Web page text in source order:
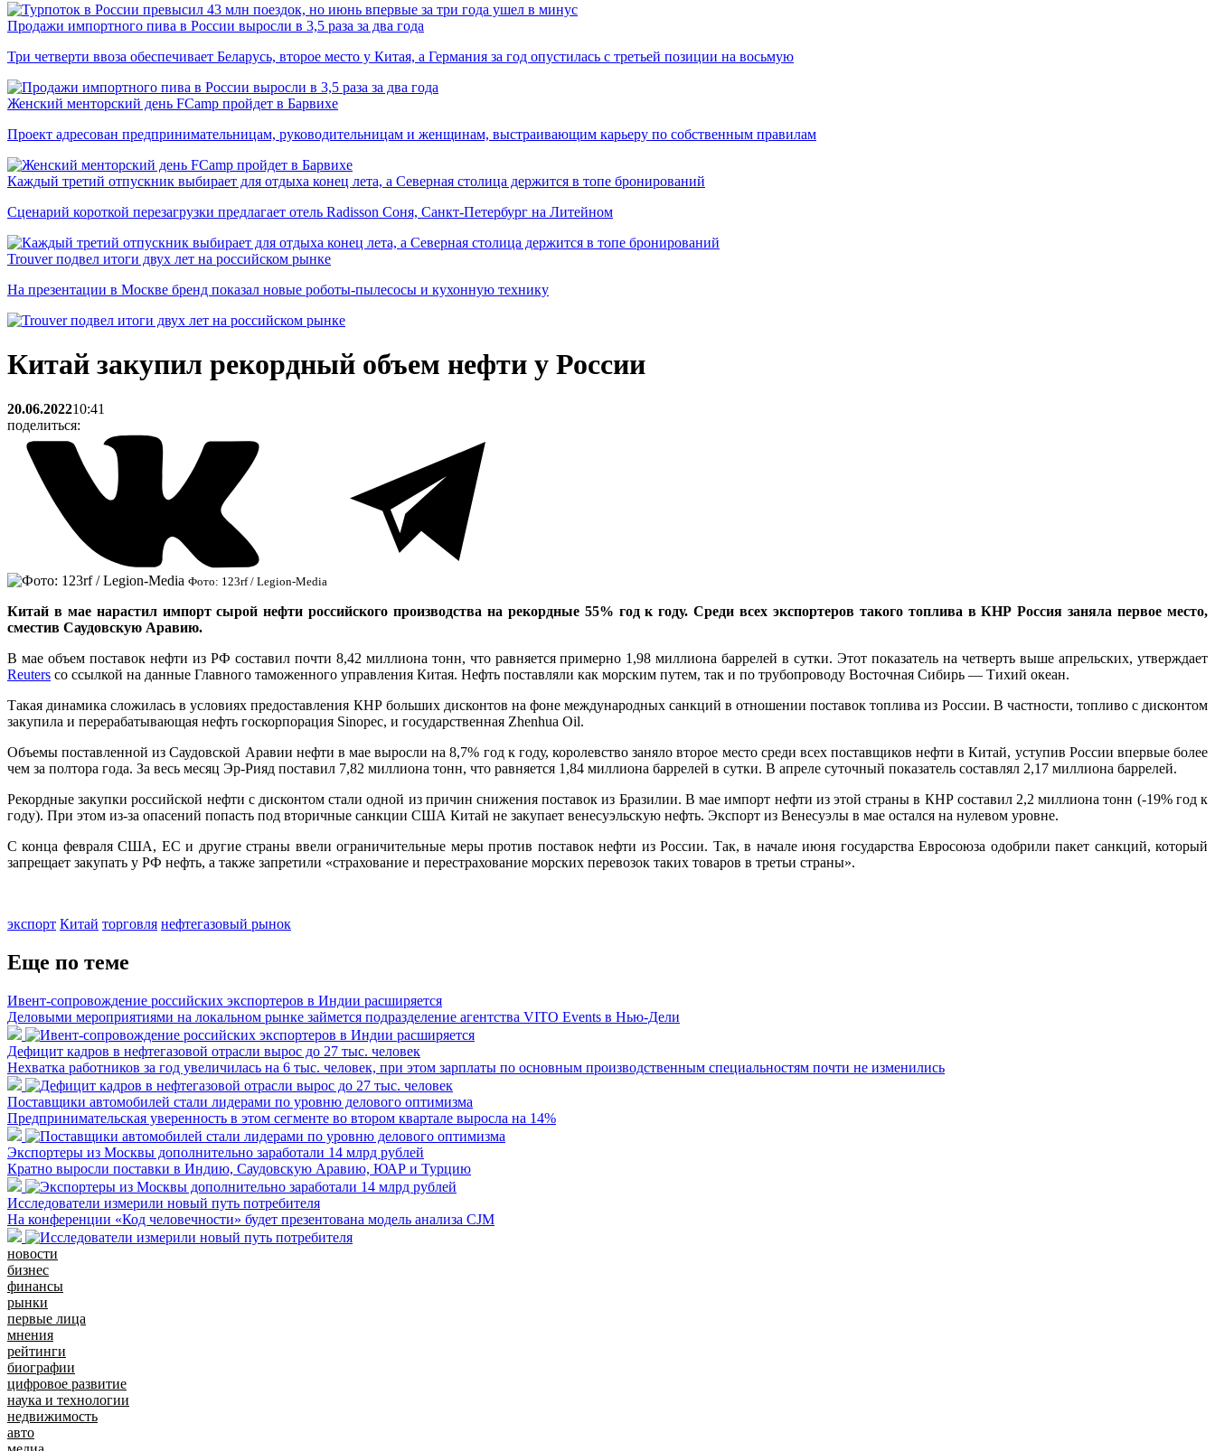
Продажи импортного пива в России выросли в 3,5 раза за два года
Три четверти ввоза обеспечивает Беларусь, второе место у Китая, а Германия за год опустилась с третьей позиции на восьмую
Женский менторский день FCamp пройдет в Барвихе
Проект адресован предпринимательницам, руководительницам и женщинам, выстраивающим карьеру по собственным правилам
Каждый третий отпускник выбирает для отдыха конец лета, а Северная столица держится в топе бронирований
Сценарий короткой перезагрузки предлагает отель Radisson Соня, Санкт-Петербург на Литейном
Trouver подвел итоги двух лет на российском рынке
На презентации в Москве бренд показал новые роботы-пылесосы и кухонную технику
Китай закупил рекордный объем нефти у России
20.06.202210:41
поделиться:
Фото: 123rf / Legion-Media
Китай в мае нарастил импорт сырой нефти российского производства на рекордные 55% год к году. Среди всех экспортеров такого топлива в КНР Россия заняла первое место,
сместив Саудовскую Аравию.
В мае объем поставок нефти из РФ составил почти 8,42 миллиона тонн, что равняется примерно 1,98 миллиона баррелей в сутки. Этот показатель на четверть выше апрельских, утверждает
Reuters со ссылкой на данные Главного таможенного управления Китая. Нефть поставляли как морским путем, так и по трубопроводу Восточная Сибирь — Тихий океан.
Такая динамика сложилась в условиях предоставления КНР больших дисконтов на фоне международных санкций в отношении поставок топлива из России. В частности, топливо с дисконтом
закупила и перерабатывающая нефть госкорпорация Sinopec, и государственная Zhenhua Oil.
Объемы поставленной из Саудовской Аравии нефти в мае выросли на 8,7% год к году, королевство заняло второе место среди всех поставщиков нефти в Китай, уступив России впервые более
чем за полтора года. За весь месяц Эр-Рияд поставил 7,82 миллиона тонн, что равняется 1,84 миллиона баррелей в сутки. В апреле суточный показатель составлял 2,17 миллиона баррелей.
Рекордные закупки российской нефти с дисконтом стали одной из причин снижения поставок из Бразилии. В мае импорт нефти из этой страны в КНР составил 2,2 миллиона тонн (-19% год к
году). При этом из-за опасений попасть под вторичные санкции США Китай не закупает венесуэльскую нефть. Экспорт из Венесуэлы в мае остался на нулевом уровне.
С конца февраля США, ЕС и другие страны ввели ограничительные меры против поставок нефти из России. Так, в начале июня государства Евросоюза одобрили пакет санкций, который
запрещает закупать у РФ нефть, а также запретили «страхование и перестрахование морских перевозок таких товаров в третьи страны».
экспорт Китай торговля нефтегазовый рынок
Еще по теме
Ивент-сопровождение российских экспортеров в Индии расширяется
Деловыми мероприятиями на локальном рынке займется подразделение агентства VITO Events в Нью-Дели
Дефицит кадров в нефтегазовой отрасли вырос до 27 тыс. человек
Нехватка работников за год увеличилась на 6 тыс. человек, при этом зарплаты по основным производственным специальностям почти не изменились
Поставщики автомобилей стали лидерами по уровню делового оптимизма
Предпринимательская уверенность в этом сегменте во втором квартале выросла на 14%
Экспортеры из Москвы дополнительно заработали 14 млрд рублей
Кратно выросли поставки в Индию, Саудовскую Аравию, ЮАР и Турцию
Исследователи измерили новый путь потребителя
На конференции «Код человечности» будет презентована модель анализа CJM
новости
бизнес
финансы
рынки
первые лица
мнения
рейтинги
биографии
цифровое развитие
наука и технологии
недвижимость
авто